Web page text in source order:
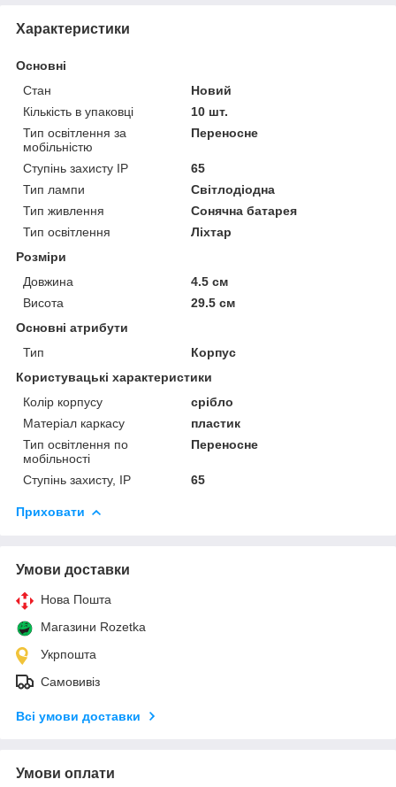
Характеристики
Основні
Стан
Новий
Кількість в упаковці
10 шт.
Тип освітлення за
мобільністю
Переносне
Ступінь захисту IP
65
Тип лампи
Світлодіодна
Тип живлення
Сонячна батарея
Тип освітлення
Ліхтар
Розміри
Довжина
4.5 см
Висота
29.5 см
Основні атрибути
Тип
Корпус
Користувацькі характеристики
Колір корпусу
срібло
Матеріал каркасу
пластик
Тип освітлення по
мобільності
Переносне
Ступінь захисту, IP 65
Приховати
Умови доставки
Нова Пошта
Магазини Rozetka
Укрпошта
Самовивіз
Всі умови доставки
Умови оплати